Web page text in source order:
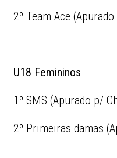
2º Team Ace
U18 Femininos
1º SMS (Apurado p/
2º Primeiras damas